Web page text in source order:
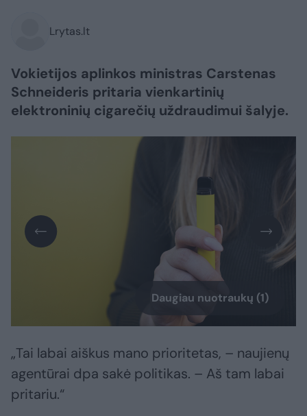
Lrytas.lt
Vokietijos aplinkos ministras Carstenas
Schneideris pritaria vienkartinių
elektroninių cigarečių uždraudimui šalyje.
Daugiau nuotraukų (1)
„Tai labai aiškus mano prioritetas, – naujienų
agentūrai dpa sakė politikas. – Aš tam labai
pritariu.“